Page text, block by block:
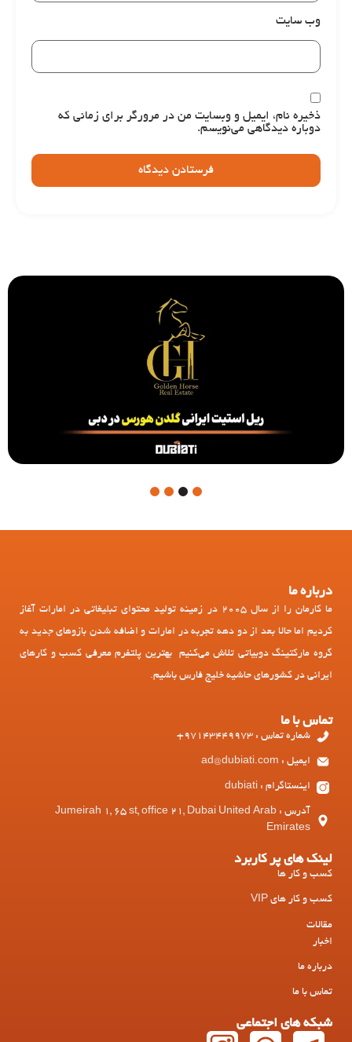
وب‌ سایت
ذخیره نام، ایمیل و وبسایت من در مرورگر برای زمانی که
دوباره دیدگاهی می‌نویسم.
1
درباره ما
ما کارمان را از سال 2005 در زمینه تولید محتوای تبلیغاتی در امارات آغاز
کردیم اما حالا بعد از دو دهه تجربه در امارات و اضافه شدن بازوهای جدید به
گروه مارکتینگ دوبیاتی تلاش می‌کنیم بهترین پلتفرم معرفی کسب و کارهای
ایرانی در کشورهای حاشیه خلیج فارس باشیم.
تماس با ما
شماره تماس : 97143449973+
ایمیل : ad@dubiati.com
اینستاگرام : dubiati
آدرس : Jumeirah 1, 65 st, office 21, Dubai United Arab
Emirates
لینک های پر کاربرد
کسب و کار ها
کسب و کار های VIP
مقالات
اخبار
درباره ما
تماس با ما
شبکه های اجتماعی